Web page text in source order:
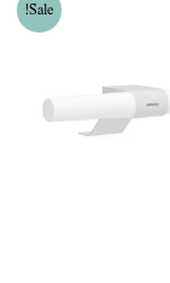
Sale!